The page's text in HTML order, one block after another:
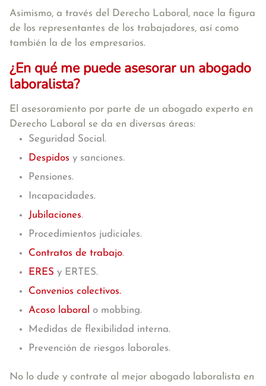
Asimismo, a través del Derecho Laboral, nace la figura
de los representantes de los trabajadores, así como
también la de los empresarios.
¿En qué me puede asesorar un abogado
laboralista?
El asesoramiento por parte de un abogado experto en
Derecho Laboral se da en diversas áreas:
Seguridad Social.
Despidos y sanciones.
Pensiones.
Incapacidades.
Jubilaciones.
Procedimientos judiciales.
Contratos de trabajo.
ERES y ERTES.
Convenios colectivos.
Acoso laboral o mobbing.
Medidas de flexibilidad interna.
Prevención de riesgos laborales.
No lo dude y contrate al mejor abogado laboralista en